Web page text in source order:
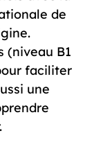
de
(niveau B1
faciliter
une